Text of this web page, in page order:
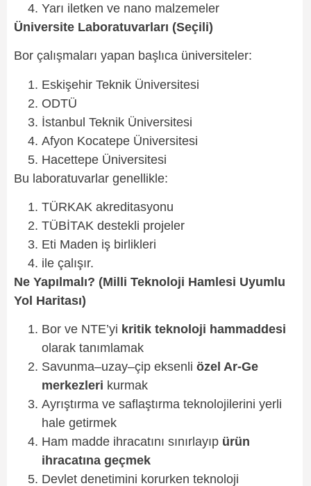
Yarı iletken ve nano malzemeler
Üniversite Laboratuvarları (Seçili)
Bor çalışmaları yapan başlıca üniversiteler:
Eskişehir Teknik Üniversitesi
ODTÜ
İstanbul Teknik Üniversitesi
Afyon Kocatepe Üniversitesi
Hacettepe Üniversitesi
Bu laboratuvarlar genellikle:
TÜRKAK akreditasyonu
TÜBİTAK destekli projeler
Eti Maden iş birlikleri
ile çalışır.
Ne Yapılmalı? (Milli Teknoloji Hamlesi Uyumlu
Yol Haritası)
Bor ve NTE’yi kritik teknoloji hammaddesi
olarak tanımlamak
Savunma–uzay–çip eksenli özel Ar-Ge
merkezleri kurmak
Ayrıştırma ve saflaştırma teknolojilerini yerli
hale getirmek
Ham madde ihracatını sınırlayıp ürün
ihracatına geçmek
Devlet denetimini korurken teknoloji